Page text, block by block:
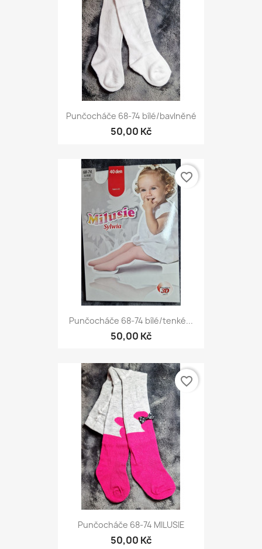
Punčocháče 68-74 bílé/bavlněné
50,00 Kč
Punčocháče 68-74 bílé/tenké...
50,00 Kč
favorite_border
Punčocháče 68-74 MILUSIE
50,00 Kč
favorite_border